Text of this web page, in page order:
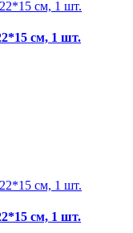
см, 1 шт.
см, 1 шт.